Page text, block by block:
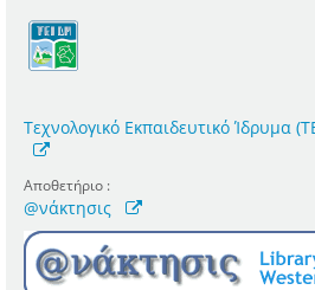
Τεχνολογικό Εκπαιδευτικό Ίδρυμα
Αποθετήριο :
@νάκτησις